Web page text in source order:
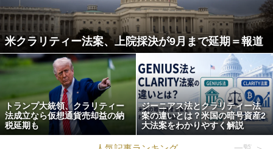
米クラリティー法案、上院採決が9月まで延期＝報道
トランプ大統領、クラリティー
法成立なら仮想通貨売却益の納
税延期も
ジーニアス法とクラリティー法
案の違いとは？米国の暗号資産2
大法案をわかりやすく解説